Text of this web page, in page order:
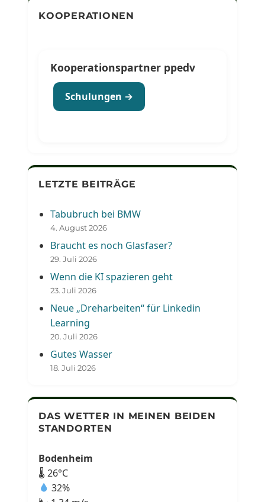
KOOPERATIONEN
Kooperationspartner ppedv
Schulungen →
LETZTE BEITRÄGE
Tabubruch bei BMW
4. August 2026
Braucht es noch Glasfaser?
29. Juli 2026
Wenn die KI spazieren geht
23. Juli 2026
Neue „Dreharbeiten“ für Linkedin
Learning
20. Juli 2026
Gutes Wasser
18. Juli 2026
DAS WETTER IN MEINEN BEIDEN
STANDORTEN
Bodenheim
🌡 26°C
32%